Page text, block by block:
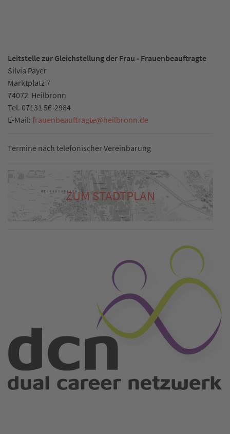
Leitstelle zur Gleichstellung der Frau - Frauenbeauftragte
Silvia Payer
Marktplatz 7
74072 Heilbronn
Tel. 07131 56-2984
E-Mail: frauenbeauftragte@heilbronn.de
Termine nach telefonischer Vereinbarung
ZUM STADTPLAN